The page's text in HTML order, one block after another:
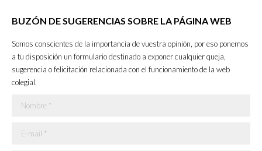
opens
new
window
opens
new
window
opens
new
window
opens
in
new
window
BUZÓN DE SUGERENCIAS SOBRE LA PÁGINA WEB
Somos conscientes de la importancia de vuestra opinión, por eso ponemos
a tu disposición un formulario destinado a exponer cualquier queja,
sugerencia o felicitación relacionada con el funcionamiento de la web
colegial.
Nombre *
E-mail *